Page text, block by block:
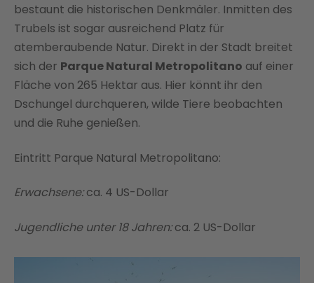
bestaunt die historischen Denkmäler. Inmitten des
Trubels ist sogar ausreichend Platz für
atemberaubende Natur. Direkt in der Stadt breitet
sich der Parque Natural Metropolitano auf einer
Fläche von 265 Hektar aus. Hier könnt ihr den
Dschungel durchqueren, wilde Tiere beobachten
und die Ruhe genießen.
Eintritt Parque Natural Metropolitano:
Erwachsene:ca. 4 US-Dollar
Jugendliche unter 18 Jahren:ca. 2 US-Dollar